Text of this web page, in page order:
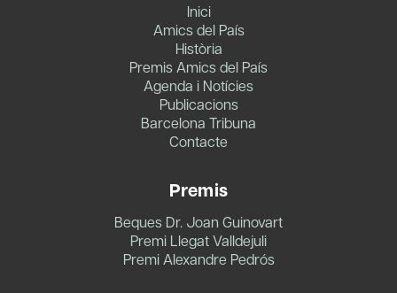
Inici
Amics del País
Història
Premis Amics del País
Agenda i Notícies
Publicacions
Barcelona Tribuna
Contacte
Premis
Beques Dr. Joan Guinovart
Premi Llegat Valldejuli
Premi Alexandre Pedrós